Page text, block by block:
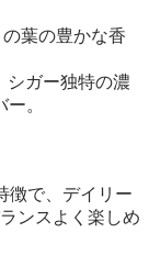
葉の豊かな香
ガー独特の濃
。
徴で、デイリー
ンスよく楽しめ